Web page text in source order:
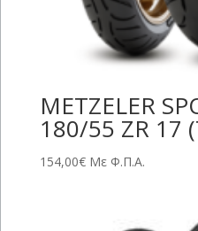
METZELER
180/55 ZR 17
154,00€ Με Φ.Π.Α.